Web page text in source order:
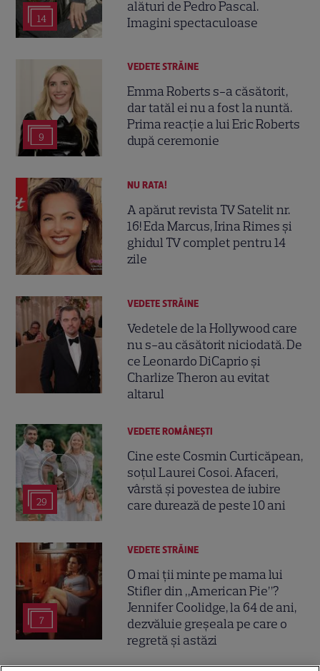
14
alături de Pedro Pascal.
Imagini spectaculoase
9
VEDETE STRĂINE
Emma Roberts s-a căsătorit,
dar tatăl ei nu a fost la nuntă.
Prima reacție a lui Eric Roberts
după ceremonie
NU RATA!
A apărut revista TV Satelit nr.
16! Eda Marcus, Irina Rimes și
ghidul TV complet pentru 14
zile
VEDETE STRĂINE
Vedetele de la Hollywood care
nu s-au căsătorit niciodată. De
ce Leonardo DiCaprio și
Charlize Theron au evitat
altarul
29
VEDETE ROMÂNEŞTI
Cine este Cosmin Curticăpean,
soțul Laurei Cosoi. Afaceri,
vârstă și povestea de iubire
care durează de peste 10 ani
7
VEDETE STRĂINE
O mai ții minte pe mama lui
Stifler din „American Pie”?
Jennifer Coolidge, la 64 de ani,
dezvăluie greșeala pe care o
regretă și astăzi